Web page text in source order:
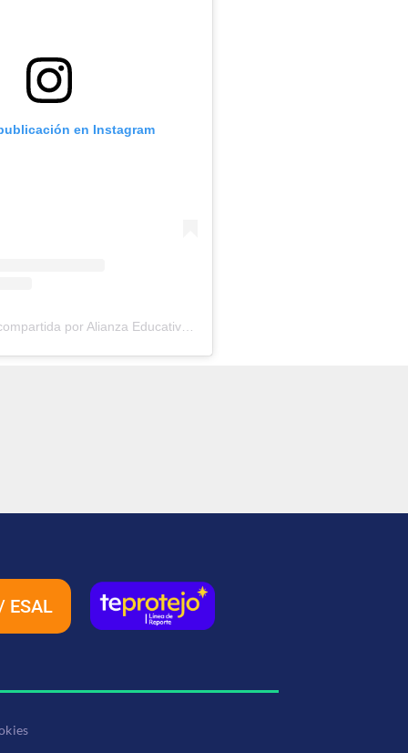
en Instagram
Una publicación compartida por Alianza Educativa | ¡Que TODOS los estudiantes aprendan! (@alianzaeducativa)
ESAL